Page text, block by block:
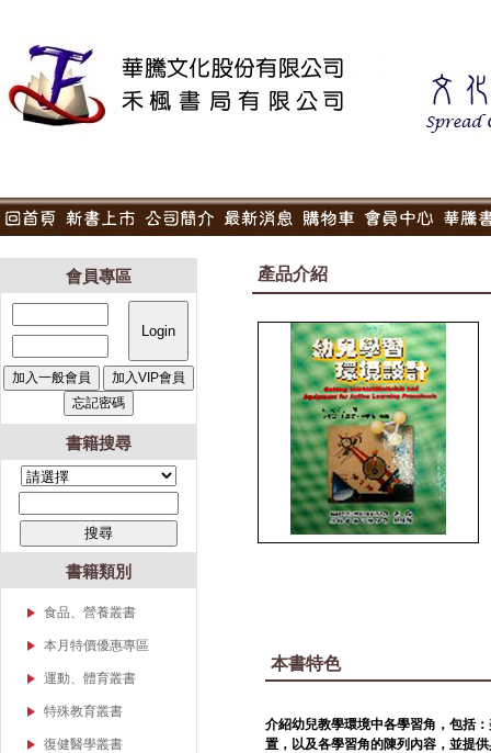
會員專區
書籍搜尋
書籍類別
食品、營養叢書
本月特價優惠專區
運動、體育叢書
特殊教育叢書
身心障礙系列
復健醫學叢書
產品介紹
本書特色
介紹幼兒教學環境中各學習角，包括
置，以及各學習角的陳列內容，並提